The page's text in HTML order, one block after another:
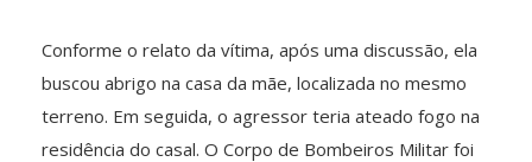
Conforme o relato da vítima, após uma discussão, ela
buscou abrigo na casa da mãe, localizada no mesmo
terreno. Em seguida, o agressor teria ateado fogo na
residência do casal. O Corpo de Bombeiros Militar foi